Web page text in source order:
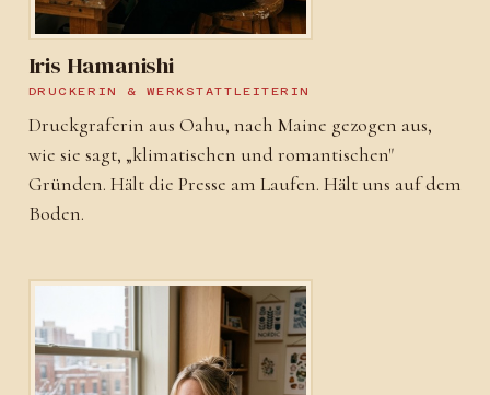
Iris Hamanishi
DRUCKERIN & WERKSTATTLEITERIN
Druckgraferin aus Oahu, nach Maine gezogen aus,
wie sie sagt, „klimatischen und romantischen"
Gründen. Hält die Presse am Laufen. Hält uns auf dem
Boden.